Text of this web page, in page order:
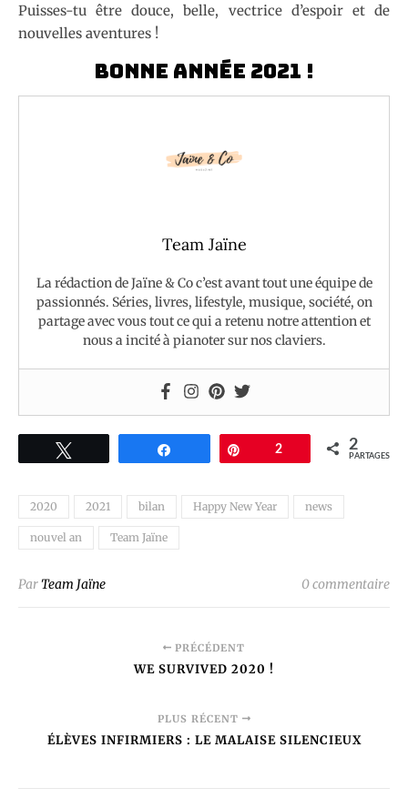
Puisses-tu être douce, belle, vectrice d’espoir et de
nouvelles aventures !
Bonne Année 2021 !
Team Jaïne
La rédaction de Jaïne & Co c’est avant tout une équipe de
passionnés. Séries, livres, lifestyle, musique, société, on
partage avec vous tout ce qui a retenu notre attention et
nous a incité à pianoter sur nos claviers.
Partagez Épingle
2 2
PARTAGES
2020 2021 bilan Happy New Year news
nouvel an Team Jaïne
ParTeam Jaïne 0 commentaire
PRÉCÉDENT
WE SURVIVED 2020 !
PLUS RÉCENT
ÉLÈVES INFIRMIERS : LE MALAISE SILENCIEUX